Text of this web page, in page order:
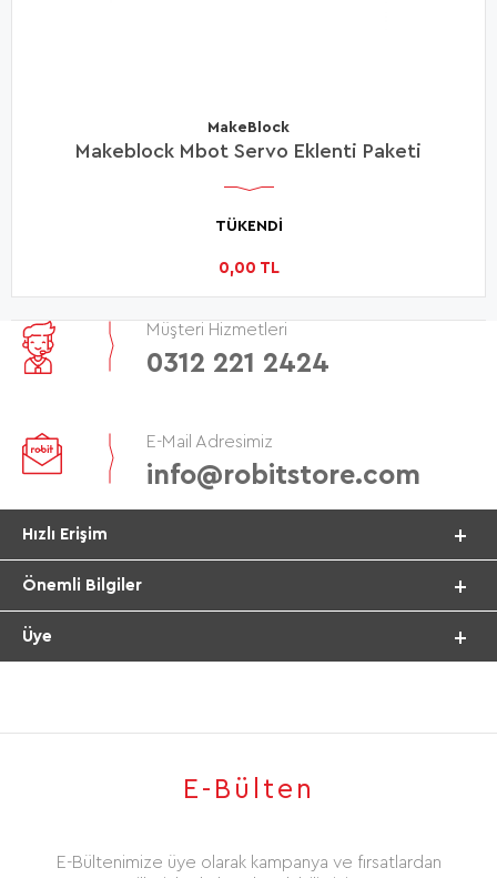
MakeBlock
Makeblock Mbot Servo Eklenti Paketi
0,00 TL
TÜKENDİ
Müşteri Hizmetleri
0312 221 2424
E-Mail Adresimiz
info@robitstore.com
Hızlı Erişim
Önemli Bilgiler
Üye
E-Bülten
E-Bültenimize üye olarak kampanya ve fırsatlardan